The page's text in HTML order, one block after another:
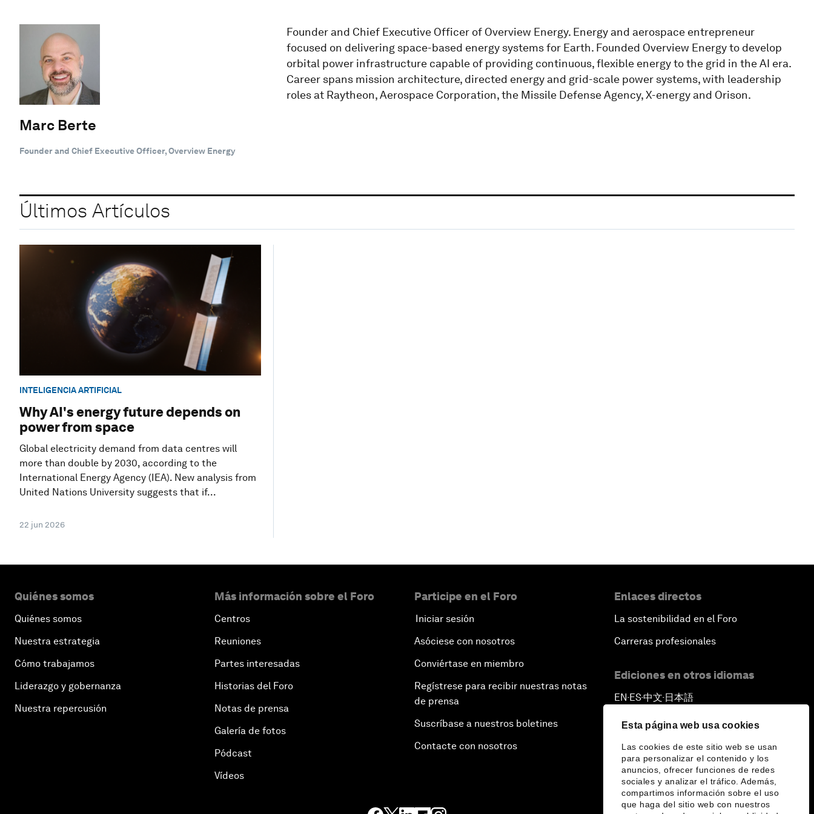
Esta página web usa cookies
Las cookies de este sitio web se usan
para personalizar el contenido y los
anuncios, ofrecer funciones de redes
sociales y analizar el tráfico. Además,
compartimos información sobre el uso
que haga del sitio web con nuestros
Marc Berte
Founder and Chief Executive Officer, Overview Energy
Founder and Chief Executive Officer of Overview Energy. Energy and aerospace entrepreneur
focused on delivering space-based energy systems for Earth. Founded Overview Energy to develop
orbital power infrastructure capable of providing continuous, flexible energy to the grid in the AI era.
Career spans mission architecture, directed energy and grid-scale power systems, with leadership
roles at Raytheon, Aerospace Corporation, the Missile Defense Agency, X-energy and Orison.
Últimos Artículos
INTELIGENCIA ARTIFICIAL
Why AI's energy future depends on
power from space
Global electricity demand from data centres will
more than double by 2030, according to the
International Energy Agency (IEA). New analysis from
United Nations University suggests that if...
22 jun 2026
Quiénes somos
Quiénes somos
Nuestra estrategia
Cómo trabajamos
Liderazgo y gobernanza
Nuestra repercusión
Más información sobre el Foro
Centros
Reuniones
Partes interesadas
Historias del Foro
Notas de prensa
Galería de fotos
Pódcast
Vídeos
Participe en el Foro
Iniciar sesión
Asóciese con nosotros
Conviértase en miembro
Regístrese para recibir nuestras notas
de prensa
Suscríbase a nuestros boletines
Contacte con nosotros
Enlaces directos
La sostenibilidad en el Foro
Carreras profesionales
Ediciones en otros idiomas
EN ▪ ES▪中文▪ 日本語